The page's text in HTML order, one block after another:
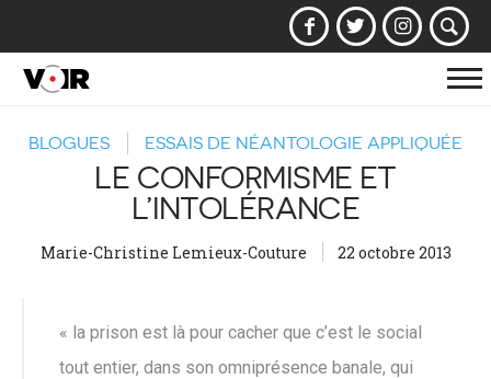
BLOGUES ESSAIS DE NÉANTOLOGIE APPLIQUÉE
LE CONFORMISME ET
L’INTOLÉRANCE
Marie-Christine Lemieux-Couture 22 octobre 2013
« la prison est là pour cacher que c’est le social
tout entier, dans son omniprésence banale, qui